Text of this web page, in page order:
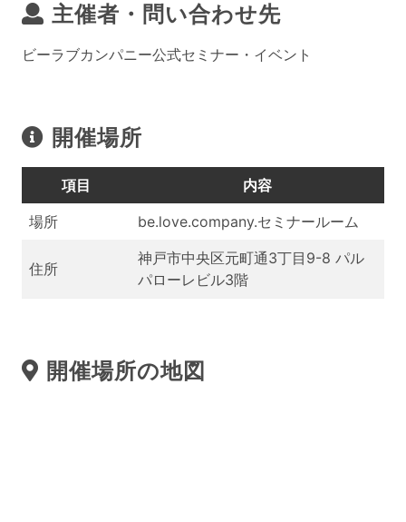
主催者・問い合わせ先
ビーラブカンパニー公式セミナー・イベント
開催場所
項目
内容
場所
be.love.company.セミナールーム
住所
神戸市中央区元町通3丁目9-8 パル
パローレビル3階
開催場所の地図